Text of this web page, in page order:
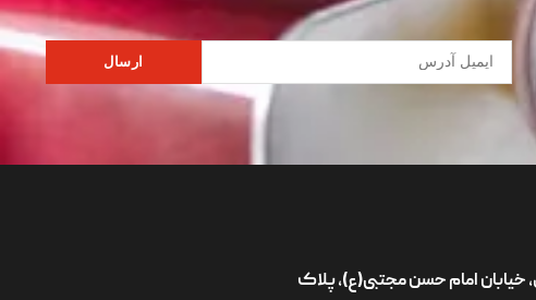
ارسال
خیابان امام حسن مجتبی(ع)، پلاک